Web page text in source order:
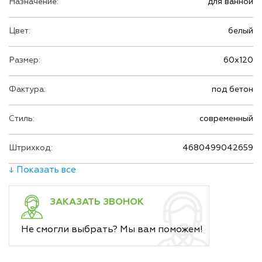
износостойкости и прочности, что делает его
высокой проходимостью, таких как офисы,
в 10 мм обеспечивает дополнительную прочность
стена прослужат вам долгие годы.
Цвет: белый
Размер: 60х120
Фактура: под бетон
Стиль: современный
Штрихкод: 4680499042659
↓ Показать все
ЗАКАЗАТЬ ЗВОНОК
Не смогли выбрать? Мы вам поможем!